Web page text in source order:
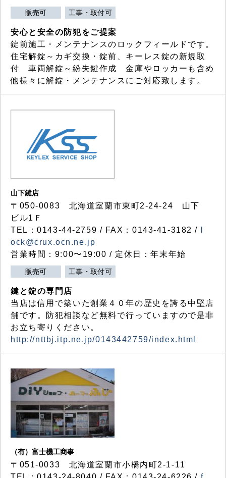
販売可 工事・取付可
安心と安全の防犯をご提案
錠前施工・メンテナンスのロックフィールドです。
住宅解錠～カギ交換・錠前、キーレス錠の新規取
付 車両解錠～紛失鍵作成 金庫やロッカーも含め
他様々に解錠・メンテナンスにご対応致します。
山下鍵店
〒050-0083 北海道室蘭市東町2-24-24 山下
ビル1Ｆ
TEL：0143-44-2759 / FAX：0143-41-3182 /
ock@crux.ocn.ne.jp
営業時間：9:00〜19:00 / 定休日：年末年始
販売可 工事・取付可
鍵と錠の専門店
当店は信用で築いた創業４０年の歴史を誇る中堅店
舗です。防犯相談など無料で行っていますので是非
お立ち寄りください。
http://nttbj.itp.ne.jp/0143442759/index.html
（有）富士機工商事
〒051-0033 北海道室蘭市小橋内町2-1-11